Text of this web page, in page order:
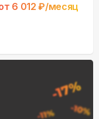
6 012 ₽/месяц